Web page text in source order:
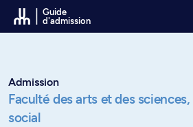
Passer au contenu
Guide
d'admission
Admission
Faculté des arts et des sciences,
social